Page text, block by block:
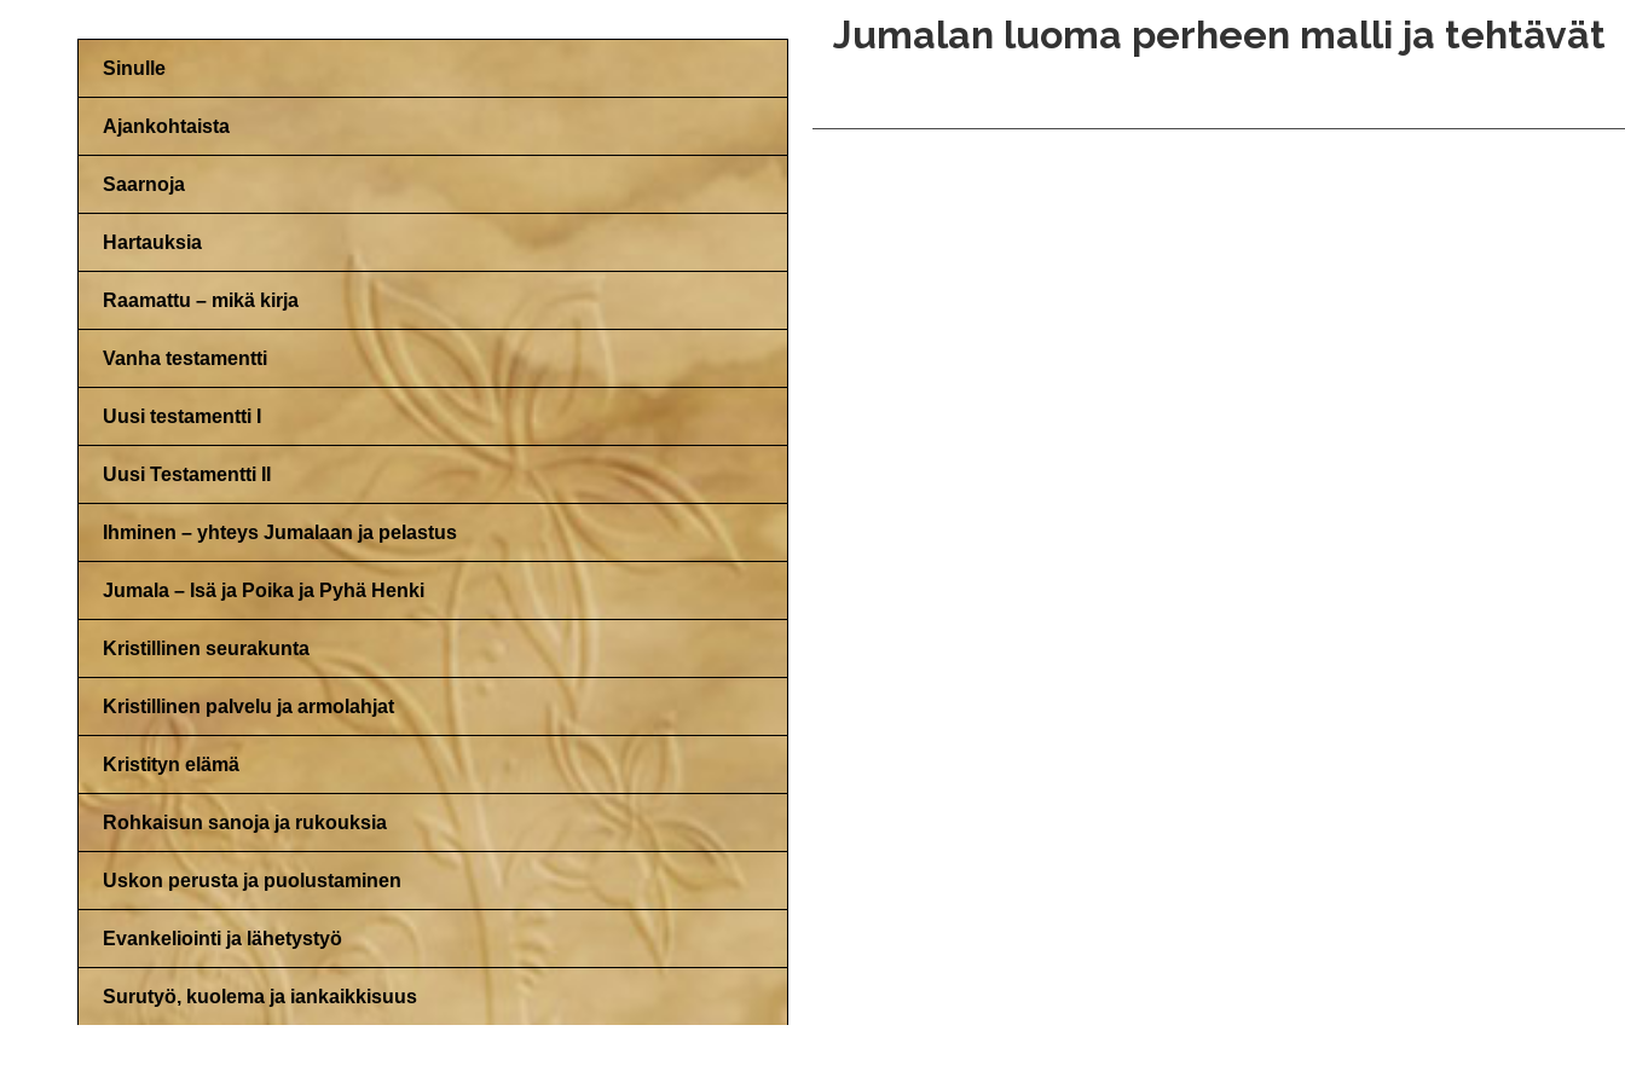
Sinulle
Ajankohtaista
Saarnoja
Hartauksia
Raamattu – mikä kirja
Vanha testamentti
Uusi testamentti I
Uusi Testamentti II
Ihminen – yhteys Jumalaan ja pelastus
Jumala – Isä ja Poika ja Pyhä Henki
Kristillinen seurakunta
Kristillinen palvelu ja armolahjat
Kristityn elämä
Rohkaisun sanoja ja rukouksia
Uskon perusta ja puolustaminen
Evankeliointi ja lähetystyö
Surutyö, kuolema ja iankaikkisuus
Jumalan luoma perheen malli ja tehtävät